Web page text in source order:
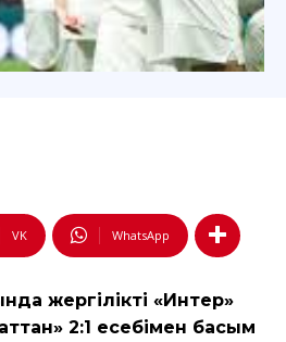
VK WhatsApp
жергілікті «Интер»
2:1 есебімен басым